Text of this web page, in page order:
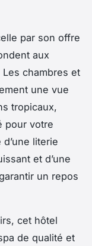
par son offre
aux
chambres et
une vue
tropicaux,
pour votre
literie
et d’une
un repos
cet hôtel
de qualité et